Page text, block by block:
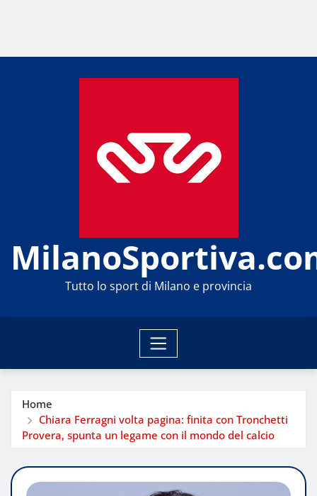
Tutto lo sport di Milano e provincia
Home
Chiara Ferragni volta pagina: finita con Tronchetti
Provera, spunta un legame con il mondo del calcio